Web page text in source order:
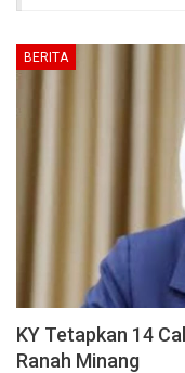
BERITA
KY Tetapkan 14
Ranah Minang